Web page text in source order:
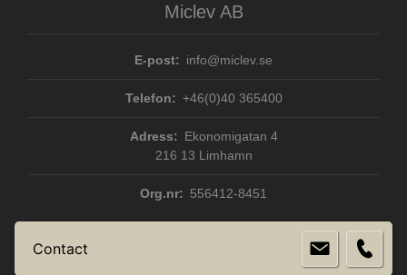
Miclev AB
E-post: info@miclev.se
Telefon: +46(0)40 365400
Adress: Ekonomigatan 4
216 13 Limhamn
Org.nr: 556412-8451
Contact